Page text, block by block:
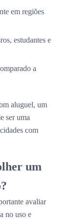
em regiões
estudantes e
a
aluguel, um
ser uma
com
um
avaliar
no uso e